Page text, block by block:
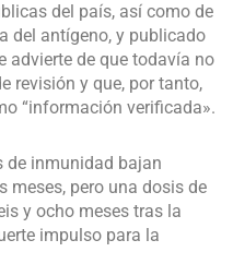
del país, así como de
del antígeno, y publicado
advierte de que todavía no
revisión y que, por tanto,
“información verificada».
de inmunidad bajan
meses, pero una dosis de
y ocho meses tras la
impulso para la